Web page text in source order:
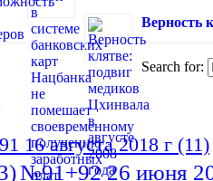
Верность
Search for:
16 августа 2018 г (11)
№91+92 26 июня